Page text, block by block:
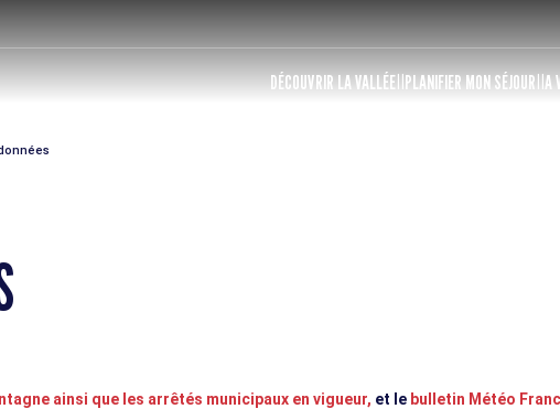
DÉCOUVRIR LA VALLÉE PLANIFIER MON SÉJOUR A
ainsi que les arrêtés municipaux en vigueur, et le bulletin Météo